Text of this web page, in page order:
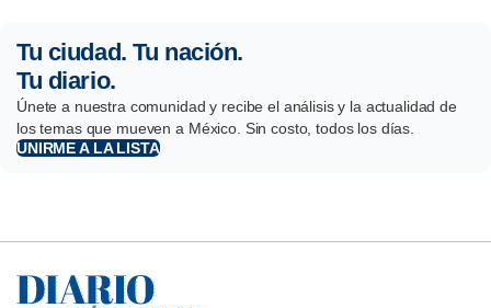
Tu ciudad. Tu nación.
Tu diario.
Únete a nuestra comunidad y recibe el análisis y la actualidad de
los temas que mueven a México. Sin costo, todos los días.
UNIRME A LA LISTA